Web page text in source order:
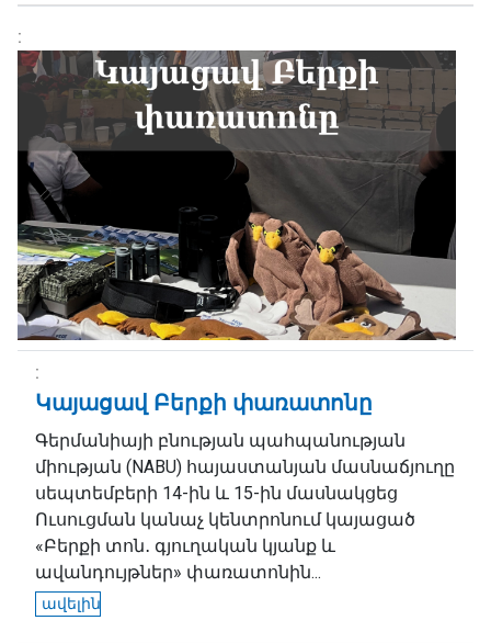
Կայացավ Բերքի փառատոնը
Գերմանիայի բնության պահպանության
միության (NABU) հայաստանյան մասնաճյուղը
սեպտեմբերի 14-ին և 15-ին մասնակցեց
Ուսուցման կանաչ կենտրոնում կայացած
«Բերքի տոն․ գյուղական կյանք և
ավանդույթներ» փառատոնին...
ավելին